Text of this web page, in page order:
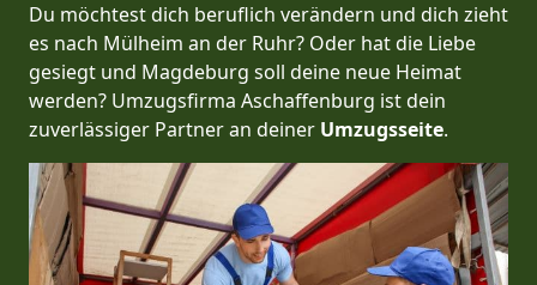
Du möchtest dich beruflich verändern und dich zieht
es nach Mülheim an der Ruhr? Oder hat die Liebe
gesiegt und Magdeburg soll deine neue Heimat
werden? Umzugsfirma Aschaffenburg ist dein
zuverlässiger Partner an deiner Umzugsseite.